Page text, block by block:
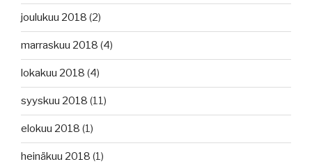
joulukuu 2018 (2)
marraskuu 2018 (4)
lokakuu 2018 (4)
syyskuu 2018 (11)
elokuu 2018 (1)
heinäkuu 2018 (1)